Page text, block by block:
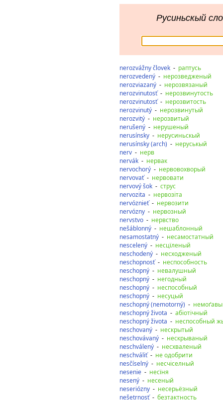
Русиньскый
nerozvážny človek - раптусь
nerozvedený - нерозведженый
nerozviazaný - нерозвязаный
nerozvinutosť- нерозвинутость
nerozvinutosť- нерозвитость
nerozvinutý - нерозвинутый
nerozvitý - нерозвитый
nerušený - нерушеный
nerusínsky - нерусиньскый
nerusínsky (arch) - неруськый
nerv - нерв
nervák - нервак
nervochorý - нервовохворый
nervovať- нервовати
nervový šok - струс
nervozita - нервозіта
nervóznieť- нервозити
nervózny - нервозный
nervstvo - нервство
nešáblonný - нешаблонный
nesamostatný - несамостатный
nescelený - несцїленый
neschodený - несходженый
neschopnosť- неспособность
neschopný - невалушный
neschopný - негодный
neschopný - неспособный
neschopný - несуцый
neschopný (nemotorný) -
neschopný života - абіотічный
neschopný života - неспособный
neschovaný - нескрытый
neschovávaný - нескрываный
neschválený - несхваленый
neschváliť- не одобрити
nesčíselný - несчіселный
nesenie - несїня
nesený - несеный
neseriózny - несерьёзный
nešetrnosť- безтактность